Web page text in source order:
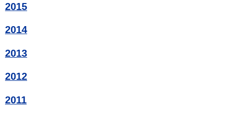
2015
2014
2013
2012
2011